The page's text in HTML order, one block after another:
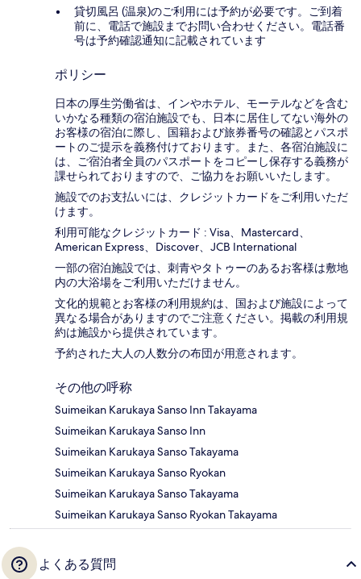
貸切風呂 (温泉)のご利用には予約が必要です。ご到着
前に、電話で施設までお問い合わせください。電話番
号は予約確認通知に記載されています
ポリシー
日本の厚生労働省は、インやホテル、モーテルなどを含む
いかなる種類の宿泊施設でも、日本に​居住してない海外の
お客様の宿泊に際し、国籍および旅券番号の確認とパスポ
ートのご提示を義務付け​ております。また、各宿泊施設に
は、ご宿泊者全員のパスポートをコピーし保存する義務が
課せられておりますの​で、ご協力をお願いいたします。
施設でのお支払いには、クレジットカードをご利用いただ
けます。
利用可能なクレジットカード : Visa、Mastercard、
American Express、Discover、JCB International
一部の宿泊施設では、刺青やタトゥーのあるお客様は敷地
内の大浴場をご利用いただけません。
文化的規範とお客様の利用規約は、国および施設によって
異なる場合がありますのでご注意ください。掲載の利用規
約は施設から提供されています。
予約された大人の人数分の布団が用意されます。
その他の呼称
Suimeikan Karukaya Sanso Inn Takayama
Suimeikan Karukaya Sanso Inn
Suimeikan Karukaya Sanso Takayama
Suimeikan Karukaya Sanso Ryokan
Suimeikan Karukaya Sanso Takayama
Suimeikan Karukaya Sanso Ryokan Takayama
よくある質問